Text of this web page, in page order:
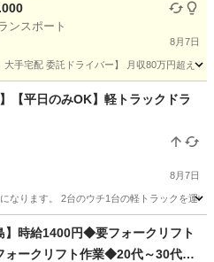
ンスポート
8月7日
大手宅配 委託ドライバー】 月収80万円超え
【平日のみOK】軽トラックドラ
8月7日
なります。 2台のウチ1台の軽トラックを運
軽トラック
】時給1400円◆要フォークリフト
ォークリフト作業◆20代～30代活